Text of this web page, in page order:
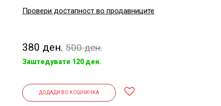
Провери достапност во продавниците
380 ден. 500 ден.
Заштедувате 120 ден.
ДОДАДИ ВО КОШНИЧКА